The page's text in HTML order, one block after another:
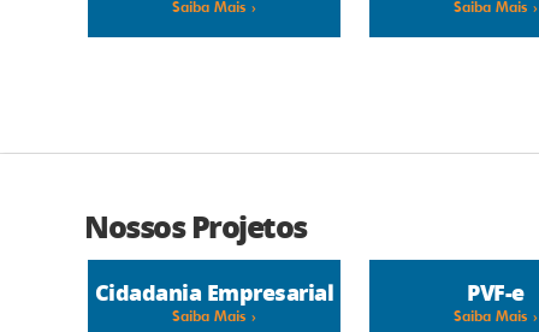
Saiba Mais Saiba Mais
Nossos Projetos
Cidadania Empresarial
Saiba Mais
PVF-e
Saiba Mais